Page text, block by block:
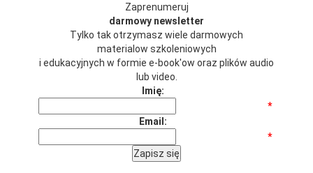
Zaprenumeruj
darmowy newsletter
Tylko tak otrzymasz wiele darmowych
materialow szkoleniowych
i edukacyjnych w formie e-book'ow oraz plików audio
lub video.
Imię:
*
Email:
*